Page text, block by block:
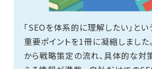
「SEOを体系的に理解したい」とい
重要ポイントを1冊に凝縮しました
から戦略策定の流れ、具体的な対